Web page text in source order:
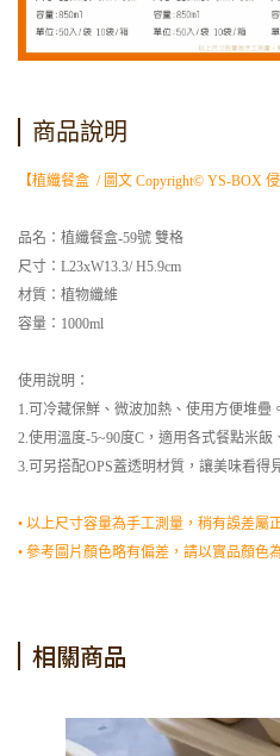
商品說明
【植纖餐盒 / 圖文 Copyright© YS-BOX 侵
品名：植纖餐盒-59號 雙格
尺寸：L23xW13.3/ H5.9cm
材質：植物纖維
容量：1000ml
使用說明：
1.可冷藏保鮮、微波加熱、使用方便堆疊。
2.使用溫度-5~90度C，適用各式餐點米飯
3.可另搭配OPS蓋透明材質，讓美味看得
• 以上尺寸容量為手工測量，稍有誤差屬
• 參考圖片顏色略有偏差，請以實品顏色
相關商品